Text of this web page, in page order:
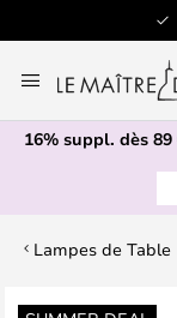
au
contenu
16% suppl. dès 89
Lampes de Table
Skip